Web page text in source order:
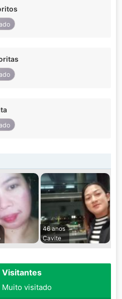
46 anos
Cavite
Visitantes
Muito visitado